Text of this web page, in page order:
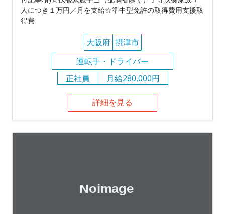
人につき１万円／月を支給☆準中型免許の取得費用支援取
得費
大阪府 摂津市
運転手・ドライバー
正社員
月給280,000円
詳細を見る